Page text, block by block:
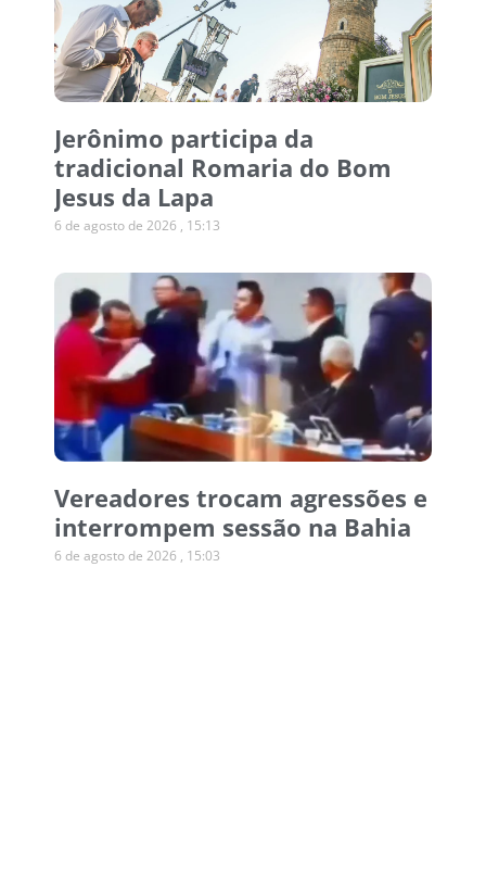
Jerônimo participa da
tradicional Romaria do Bom
Jesus da Lapa
6 de agosto de 2026 15:13
Vereadores trocam agressões e
interrompem sessão na Bahia
6 de agosto de 2026 15:03